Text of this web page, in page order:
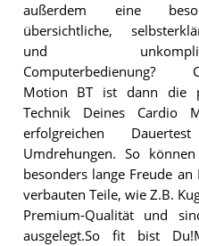
außerdem eine
übersichtliche,
und
Computerbedienung?
Motion BT ist dann die
Technik Deines Cardio
erfolgreichen
Umdrehungen. So
besonders lange Freude
verbauten Teile, wie Z.B.
Premium-Qualität und
ausgelegt.So fit bist